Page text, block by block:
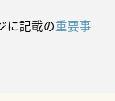
に記載の重要事